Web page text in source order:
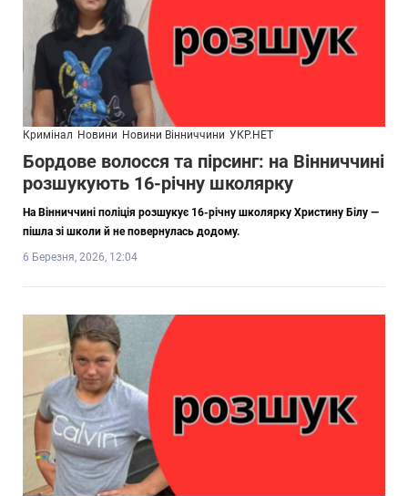
Кримінал Новини Новини Вінниччини УКР.НЕТ
Бордове волосся та пірсинг: на Вінниччині
розшукують 16-річну школярку
На Вінниччині поліція розшукує 16-річну школярку Христину Білу —
пішла зі школи й не повернулась додому.
6 Березня, 2026, 12:04